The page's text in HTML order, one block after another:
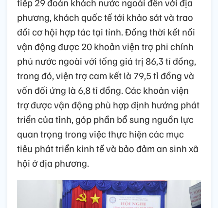
phương, khách quốc tế tới khảo sát và trao
đổi cơ hội hợp tác tại tỉnh. Đồng thời kết nối
vận động được 20 khoản viện trợ phi chính
phủ nước ngoài với tổng giá trị 86,3 tỉ đồng,
trong đó, viện trợ cam kết là 79,5 tỉ đồng và
vốn đối ứng là 6,8 tỉ đồng. Các khoản viện
trợ được vận động phù hợp định hướng phát
triển của tỉnh, góp phần bổ sung nguồn lực
quan trọng trong việc thực hiện các mục
tiêu phát triển kinh tế và bảo đảm an sinh xã
hội ở địa phương.